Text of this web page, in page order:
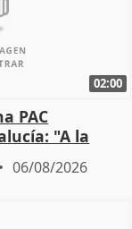
02:00
PAC
"A la
06/08/2026